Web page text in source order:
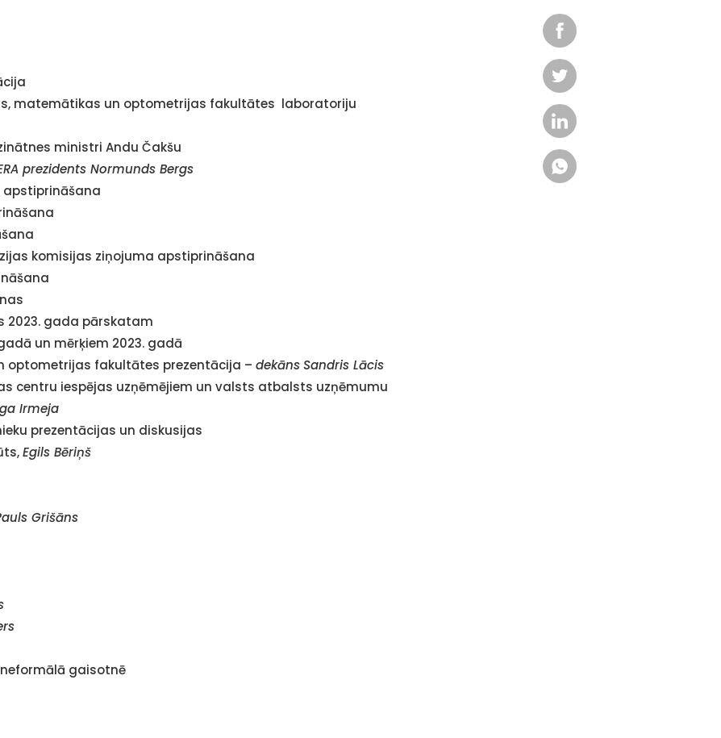
matemātikas un optometrijas fakultātes laboratoriju
ministri Andu Čakšu
prezidents Normunds Bergs
apstiprināšana
komisijas ziņojuma apstiprināšana
2023. gada pārskatam
un mērķiem 2023. gadā
optometrijas fakultātes prezentācija – dekānsSandris Lācis
centru iespējas uzņēmējiem un valsts atbalsts uzņēmumu
Irmeja
prezentācijas un diskusijas
Egils Bēriņš
Grišāns
gaisotnē